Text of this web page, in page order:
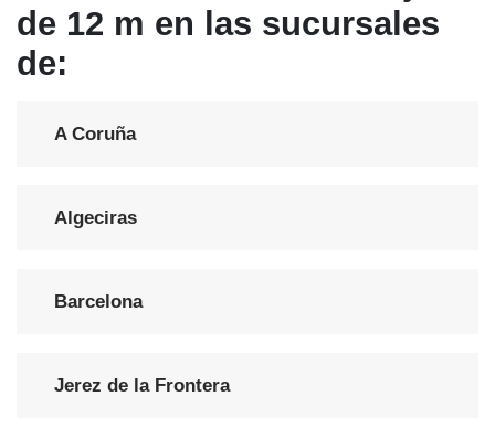
de 12 m en las sucursales
de:
A Coruña
Algeciras
Barcelona
Jerez de la Frontera